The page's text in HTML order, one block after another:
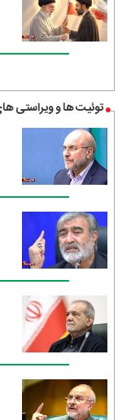
توئیت ها و ویراستی